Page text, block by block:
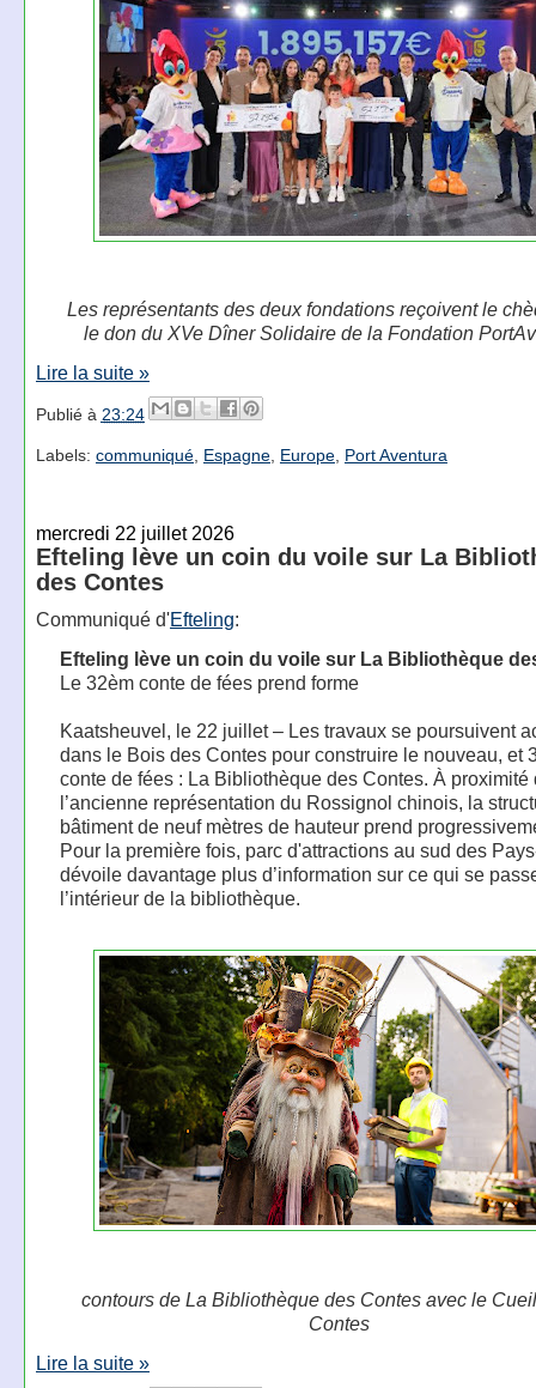
Les représentants des deux fondations reçoivent le
le don du XVe Dîner Solidaire de la Fondation
Lire la suite »
Publié à 23:24
Labels: communiqué, Espagne, Europe, Port Aventura
mercredi 22 juillet 2026
Efteling lève un coin du voile sur La
des Contes
Communiqué d'Efteling:
Efteling lève un coin du voile sur La Bibliothèque
Le 32èm conte de fées prend forme
Kaatsheuvel, le 22 juillet – Les travaux se poursuivent
dans le Bois des Contes pour construire le nouveau, et
conte de fées : La Bibliothèque des Contes. À proximité
l’ancienne représentation du Rossignol chinois, la
bâtiment de neuf mètres de hauteur prend
Pour la première fois, parc d'attractions au sud des
dévoile davantage plus d’information sur ce qui se
l’intérieur de la bibliothèque.
contours de La Bibliothèque des Contes avec le
Contes
Lire la suite »